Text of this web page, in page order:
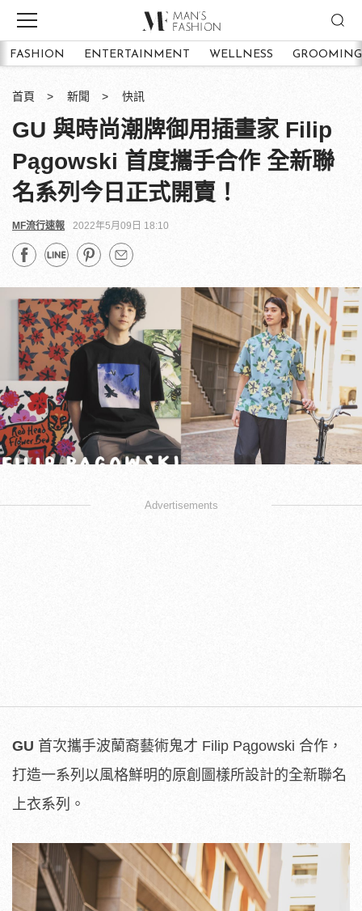
FASHION ENTERTAINMENT WELLNESS GROOMING
首頁 新聞 快訊
GU 與時尚潮牌御用插畫家 Filip
Pągowski 首度攜手合作 全新聯
名系列今日正式開賣！
MF流行速報 2022年5月09日 18:10
Advertisements
GU 首次攜手波蘭裔藝術鬼才 Filip Pągowski 合作，
打造一系列以風格鮮明的原創圖樣所設計的全新聯名
上衣系列。